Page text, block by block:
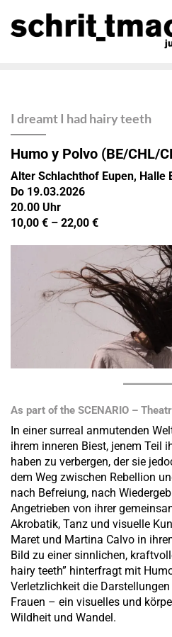
I dreamt I had hairy teeth
Humo y Polvo (BE/CHL/
Alter Schlachthof Eupen, Halle
Do 19.03.2026
20.00 Uhr
10,00 € – 22,00 €
As part of the SCENARIO –
In einer surreal anmutenden
ihrem inneren Biest, jenem Teil
haben zu verbergen, der sie
dem Weg zwischen Rebellion
nach Befreiung, nach
Angetrieben von ihrer
Akrobatik, Tanz und visuelle
Maret und Martina Calvo in
Bild zu einer sinnlichen,
hairy teeth” hinterfragt mit
Verletzlichkeit die
Frauen – ein visuelles und
Wildheit und Wandel.